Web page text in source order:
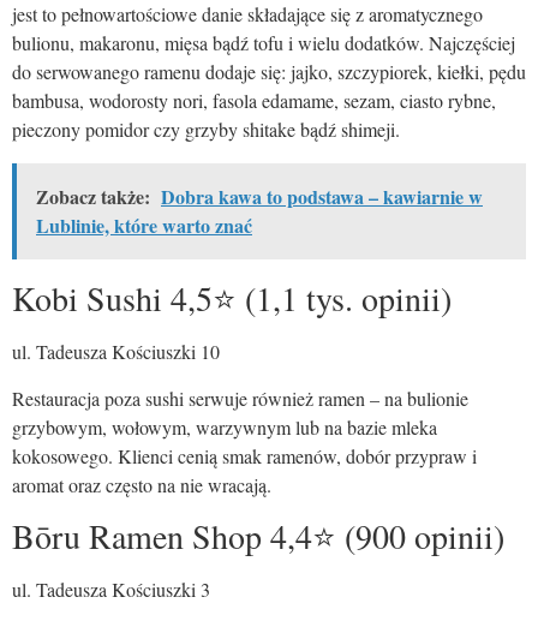
jest to pełnowartościowe danie składające się z aromatycznego
bulionu, makaronu, mięsa bądź tofu i wielu dodatków. Najczęściej
do serwowanego ramenu dodaje się: jajko, szczypiorek, kiełki, pędu
bambusa, wodorosty nori, fasola edamame, sezam, ciasto rybne,
pieczony pomidor czy grzyby shitake bądź shimeji.
Zobacz także: Dobra kawa to podstawa – kawiarnie w
Lublinie, które warto znać
Kobi Sushi 4,5⭐ (1,1 tys. opinii)
ul. Tadeusza Kościuszki 10
Restauracja poza sushi serwuje również ramen – na bulionie
grzybowym, wołowym, warzywnym lub na bazie mleka
kokosowego. Klienci cenią smak ramenów, dobór przypraw i
aromat oraz często na nie wracają.
Bōru Ramen Shop 4,4⭐ (900 opinii)
ul. Tadeusza Kościuszki 3